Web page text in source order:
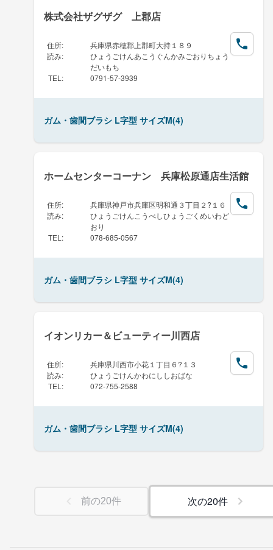
株式会社ザグザグ 上郡店
住所:
兵庫県赤穂郡上郡町大持１８９
読み:
ひょうごけんあこうぐんかみごおりちょう
だいもち
TEL : 0791-57-3939
ガム・歯間ブラシ L字型 サイズM(4)
ホームセンターコーナン 兵庫松原通店生活館
住所:
兵庫県神戸市兵庫区明和通３丁目２?１６
読み:
ひょうごけんこうべしひょうごくめいわど
おり
TEL : 078-685-0567
ガム・歯間ブラシ L字型 サイズM(4)
イオンリカー＆ビューティー川西店
住所:
兵庫県川西市小花１丁目６?１３
読み:
ひょうごけんかわにししおばな
TEL : 072-755-2588
ガム・歯間ブラシ L字型 サイズM(4)
前の20件 次の20件